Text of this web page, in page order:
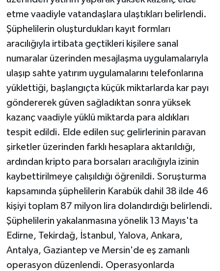
etme vaadiyle vatandaşlara ulaştıkları belirlendi.
Şüphelilerin oluşturdukları kayıt formları
aracılığıyla irtibata geçtikleri kişilere sanal
numaralar üzerinden mesajlaşma uygulamalarıyla
ulaşıp sahte yatırım uygulamalarını telefonlarına
yüklettiği, başlangıçta küçük miktarlarda kar payı
göndererek güven sağladıktan sonra yüksek
kazanç vaadiyle yüklü miktarda para aldıkları
tespit edildi. Elde edilen suç gelirlerinin paravan
şirketler üzerinden farklı hesaplara aktarıldığı,
ardından kripto para borsaları aracılığıyla izinin
kaybettirilmeye çalışıldığı öğrenildi. Soruşturma
kapsamında şüphelilerin Karabük dahil 38 ilde 46
kişiyi toplam 87 milyon lira dolandırdığı belirlendi.
Şüphelilerin yakalanmasına yönelik 13 Mayıs'ta
Edirne, Tekirdağ, İstanbul, Yalova, Ankara,
Antalya, Gaziantep ve Mersin'de eş zamanlı
operasyon düzenlendi. Operasyonlarda